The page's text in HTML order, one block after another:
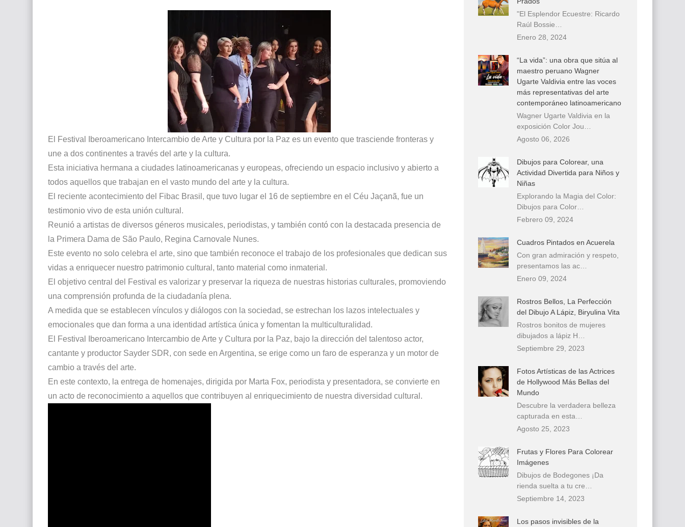
El mundo del arte en pintura surrealista
El Festival Iberoamericano Intercambio de Arte y Cultura por la Paz es un evento que trasciende fronteras y
une a dos continentes a través del arte y la cultura.
Esta iniciativa hermana a ciudades latinoamericanas y europeas, ofreciendo un espacio inclusivo y abierto a
todos aquellos que trabajan en el vasto mundo del arte y la cultura.
El reciente acontecimiento del Fibac Brasil, que tuvo lugar el 16 de septiembre en el Céu Jaçanã, fue un
testimonio vivo de esta unión cultural.
Reunió a artistas de diversos géneros musicales, periodistas, y también contó con la destacada presencia de
la Primera Dama de São Paulo, Regina Carnovale Nunes.
Este evento no solo celebra el arte, sino que también reconoce el trabajo de los profesionales que dedican sus
vidas a enriquecer nuestro patrimonio cultural, tanto material como inmaterial.
El objetivo central del Festival es valorizar y preservar la riqueza de nuestras historias culturales, promoviendo
una comprensión profunda de la ciudadanía plena.
A medida que se establecen vínculos y diálogos con la sociedad, se estrechan los lazos intelectuales y
emocionales que dan forma a una identidad artística única y fomentan la multiculturalidad.
El Festival Iberoamericano Intercambio de Arte y Cultura por la Paz, bajo la dirección del talentoso actor,
cantante y productor Sayder SDR, con sede en Argentina, se erige como un faro de esperanza y un motor de
cambio a través del arte.
En este contexto, la entrega de homenajes, dirigida por Marta Fox, periodista y presentadora, se convierte en
un acto de reconocimiento a aquellos que contribuyen al enriquecimiento de nuestra diversidad cultural.
"El Esplendor Ecuestre: Ricardo
Raúl Bossie…
Enero 28, 2024
“La vida”: una obra que sitúa al
maestro peruano Wagner
Ugarte Valdivia entre las voces
más representativas del arte
contemporáneo latinoamericano
Wagner Ugarte Valdivia en la
exposición Color Jou…
Agosto 06, 2026
Dibujos para Colorear, una
Actividad Divertida para Niños y
Niñas
Explorando la Magia del Color:
Dibujos para Color…
Febrero 09, 2024
Cuadros Pintados en Acuerela
Con gran admiración y respeto,
presentamos las ac…
Enero 09, 2024
Rostros Bellos, La Perfección
del Dibujo A Lápiz, Biryulina Vita
Rostros bonitos de mujeres
dibujados a lápiz H…
Septiembre 29, 2023
Fotos Artísticas de las Actrices
de Hollywood Más Bellas del
Mundo
Descubre la verdadera belleza
capturada en esta…
Agosto 25, 2023
Frutas y Flores Para Colorear
Imágenes
Dibujos de Bodegones ¡Da
rienda suelta a tu cre…
Septiembre 14, 2023
Los pasos invisibles de la